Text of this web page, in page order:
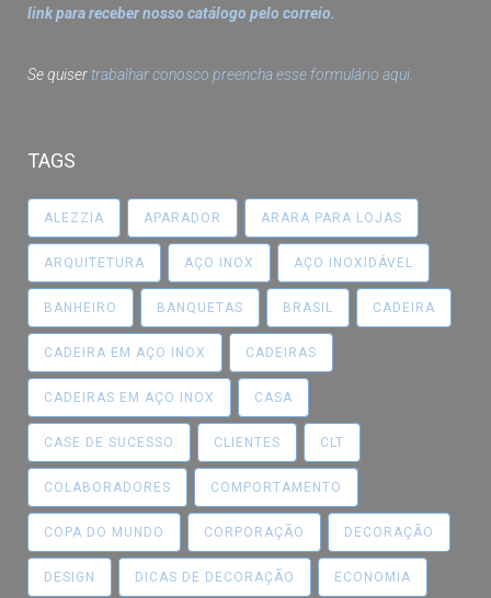
link para receber nosso catálogo pelo correio.
Se quisertrabalhar conosco preencha esse formulário aqui.
TAGS
ALEZZIA APARADOR ARARA PARA LOJAS
ARQUITETURA AÇO INOX AÇO INOXIDÁVEL
BANHEIRO BANQUETAS BRASIL CADEIRA
CADEIRA EM AÇO INOX CADEIRAS
CADEIRAS EM AÇO INOX CASA
CASE DE SUCESSO CLIENTES CLT
COLABORADORES COMPORTAMENTO
COPA DO MUNDO CORPORAÇÃO DECORAÇÃO
DESIGN DICAS DE DECORAÇÃO ECONOMIA